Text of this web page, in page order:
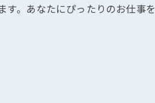
。あなたにぴったりのお仕事を